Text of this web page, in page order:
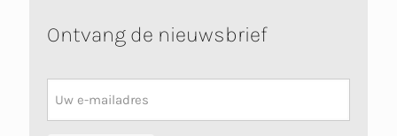
D
N
O
K
A
P
Ontvang de nieuwsbrief